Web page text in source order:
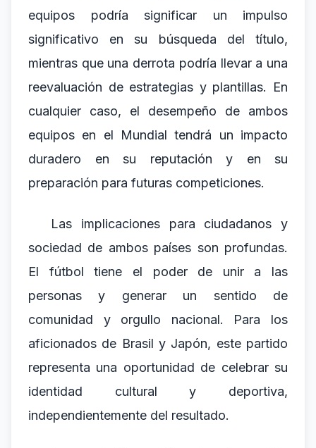
equipos podría significar un impulso
significativo en su búsqueda del título,
mientras que una derrota podría llevar a una
reevaluación de estrategias y plantillas. En
cualquier caso, el desempeño de ambos
equipos en el Mundial tendrá un impacto
duradero en su reputación y en su
preparación para futuras competiciones.
Las implicaciones para ciudadanos y
sociedad de ambos países son profundas.
El fútbol tiene el poder de unir a las
personas y generar un sentido de
comunidad y orgullo nacional. Para los
aficionados de Brasil y Japón, este partido
representa una oportunidad de celebrar su
identidad cultural y deportiva,
independientemente del resultado.